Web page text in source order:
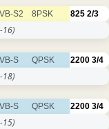
S2 8PSK 825 2/3
16)
S QPSK 2200 3/4
18)
S QPSK 2200 3/4
15)